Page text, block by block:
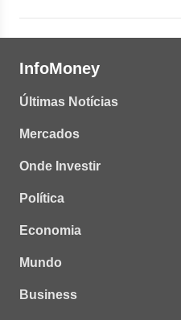
InfoMoney
Últimas Notícias
Mercados
Onde Investir
Política
Economia
Mundo
Business